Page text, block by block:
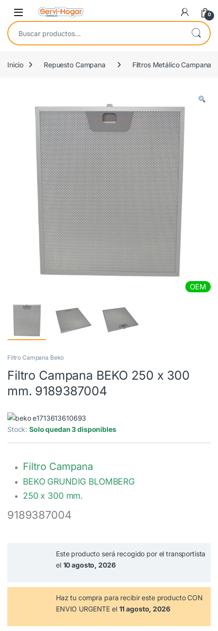
Saltar a navegación
saltar al contenido
Open 0
Buscar por:
Inicio Repuesto Campana Filtros Metálico Campana
OEM
Filtro Campana Beko
Filtro Campana BEKO 250 x 300
mm. 9189387004
Stock:Solo quedan 3 disponibles
Filtro Campana
BEKO GRUNDIG BLOMBERG
250 x 300 mm.
9189387004
Este producto será recogido por el transportista
el 10 agosto, 2026
Haz tu compra para recibir este producto CON
ENVIO URGENTE el 11 agosto, 2026